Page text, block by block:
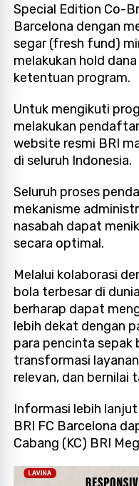
Special Edition Co-
Barcelona dengan
segar (fresh fund)
melakukan hold
ketentuan program.
Untuk mengikuti
melakukan
website resmi BRI
di seluruh Indonesia.
Seluruh proses
mekanisme
nasabah dapat
secara optimal.
Melalui kolaborasi
bola terbesar di
berharap dapat
lebih dekat dengan
para pencinta sepak
transformasi
relevan, dan bernilai
Informasi lebih
BRI FC Barcelona
Cabang (KC) BRI